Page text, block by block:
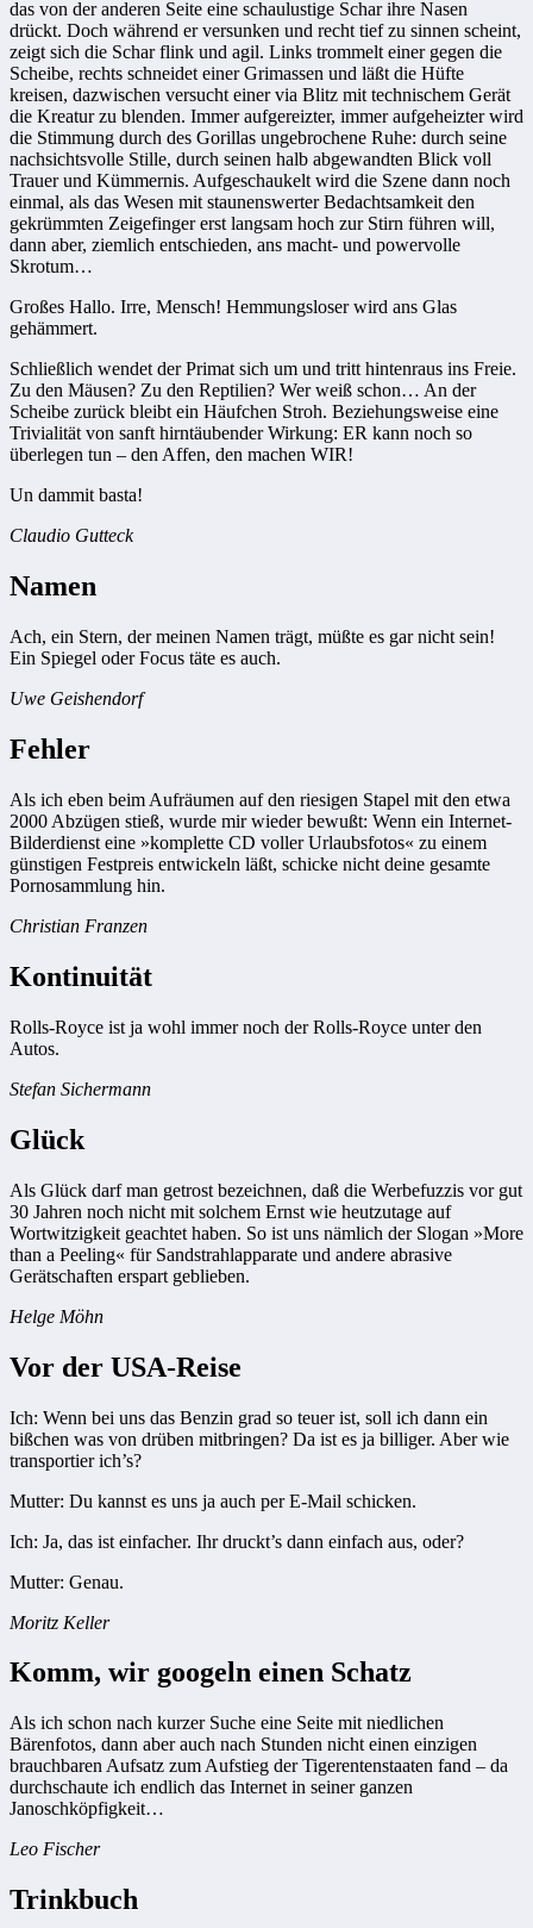
das von der anderen Seite eine schaulustige Schar ihre Nasen
drückt. Doch während er versunken und recht tief zu sinnen scheint,
zeigt sich die Schar flink und agil. Links trommelt einer gegen die
Scheibe, rechts schneidet einer Grimassen und läßt die Hüfte
kreisen, dazwischen versucht einer via Blitz mit technischem Gerät
die Kreatur zu blenden. Immer aufgereizter, immer aufgeheizter wird
die Stimmung durch des ­Gorillas ungebrochene Ruhe: durch seine
nachsichtsvolle Stille, durch seinen halb abgewandten Blick voll
Trauer und Kümmernis. Aufgeschaukelt wird die Szene dann noch
einmal, als das Wesen mit staunenswerter ­Bedachtsamkeit den
gekrümmten Zeigefinger erst langsam hoch zur Stirn führen will,
dann aber, ziemlich entschieden, ans macht- und powervolle
Skrotum…
Großes Hallo. Irre, Mensch! Hemmungsloser wird ans Glas
gehämmert.
Schließlich wendet der Primat sich um und tritt hintenraus ins Freie.
Zu den ­Mäusen? Zu den Reptilien? Wer weiß schon… An der
Scheibe zurück bleibt ein Häufchen Stroh. Beziehungsweise eine
Trivialität von sanft hirntäubender Wirkung: ER kann noch so
überlegen tun – den Affen, den machen WIR!
Un dammit basta!
Claudio Gutteck
Namen
Ach, ein Stern, der meinen Namen trägt, müßte es gar nicht sein!
Ein Spiegel oder Focus täte es auch.
Uwe Geishendorf
Fehler
Als ich eben beim Aufräumen auf den riesigen Stapel mit den etwa
2000 Abzügen stieß, wurde mir wieder bewußt: Wenn ein Internet-
Bilderdienst eine »komplette CD voller Urlaubsfotos« zu einem
günstigen Festpreis entwickeln läßt, schicke nicht deine gesamte
Pornosammlung hin.
Christian Franzen
Kontinuität
Rolls-Royce ist ja wohl immer noch der Rolls-Royce unter den
Autos.
Stefan Sichermann
Glück
Als Glück darf man getrost bezeichnen, daß die Werbefuzzis vor gut
30 Jahren noch nicht mit solchem Ernst wie heutzutage auf
Wortwitzigkeit geachtet haben. So ist uns nämlich der Slogan »More
than a Peeling« für Sandstrahlapparate und andere abrasive
Gerätschaften erspart geblieben.
Helge Möhn
Vor der USA-Reise
Ich: Wenn bei uns das Benzin grad so teuer ist, soll ich dann ein
bißchen was von drüben mitbringen? Da ist es ja billiger. Aber wie
transportier ich’s?
Mutter: Du kannst es uns ja auch per E-Mail schicken.
Ich: Ja, das ist einfacher. Ihr druckt’s dann einfach aus, oder?
Mutter: Genau.
Moritz Keller
Komm, wir googeln einen Schatz
Als ich schon nach kurzer Suche eine Seite mit niedlichen
Bärenfotos, dann aber auch nach Stunden nicht einen einzigen
brauchbaren Aufsatz zum Aufstieg der Tigerentenstaaten fand – da
durchschaute ich endlich das Internet in seiner ganzen
Janoschköpfigkeit…
Leo Fischer
Trinkbuch